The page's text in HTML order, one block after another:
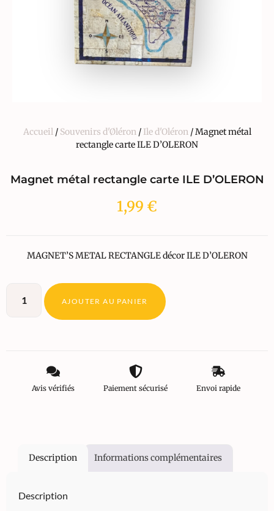
Accueil/ Souvenirs d'Øléron/ Ile d'Oléron/ Magnet métal
rectangle carte ILE D’OLERON
Magnet métal rectangle carte ILE D’OLERON
1,99 €
MAGNET’S METAL RECTANGLE décor ILE D’OLERON
AJOUTER AU PANIER
Avis vérifiés Paiement sécurisé Envoi rapide
Description Informations complémentaires
Description